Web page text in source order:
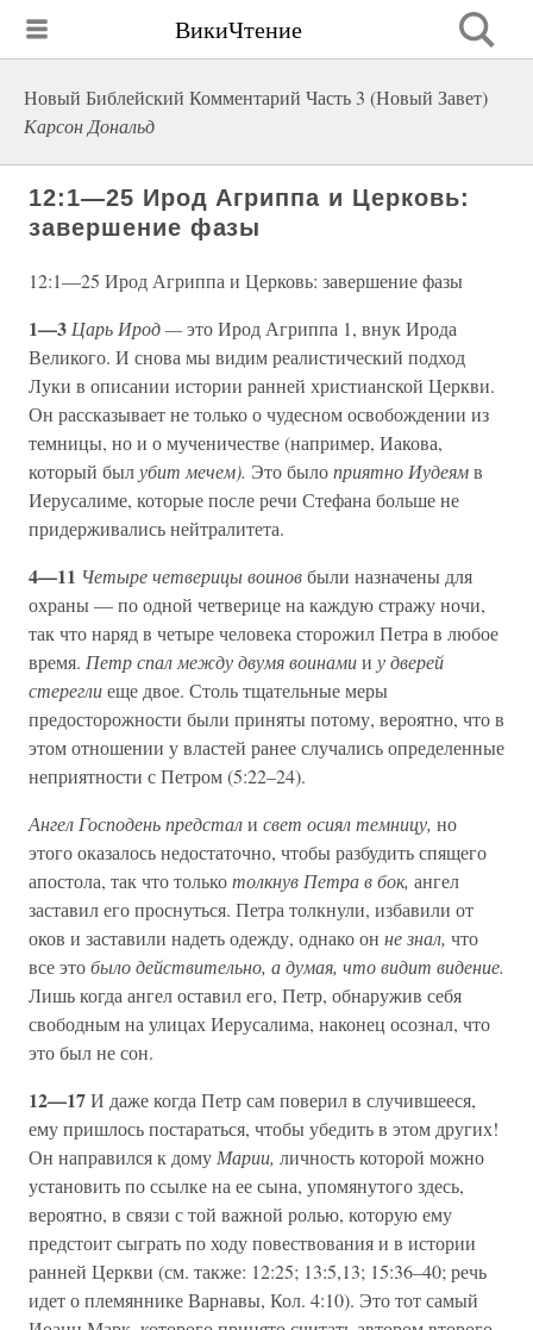
ВикиЧтение
Новый Библейский Комментарий Часть 3 (Новый Завет)
Карсон Дональд
12:1—25 Ирод Агриппа и Церковь:
завершение фазы
12:1—25 Ирод Агриппа и Церковь: завершение фазы
1—3 Царь Ирод —это Ирод Агриппа 1, внук Ирода
Великого. И снова мы видим реалистический подход
Луки в описании истории ранней христианской Церкви.
Он рассказывает не только о чудесном освобождении из
темницы, но и о мученичестве (например, Иакова,
который былубит мечем). Это былоприятно Иудеямв
Иерусалиме, которые после речи Стефана больше не
придерживались нейтралитета.
4—11 Четыре четверицы воиновбыли назначены для
охраны — по одной четверице на каждую стражу ночи,
так что наряд в четыре человека сторожил Петра в любое
время. Петр спал между двумя воинамии у дверей
стереглиеще двое. Столь тщательные меры
предосторожности были приняты потому, вероятно, что в
этом отношении у властей ранее случались определенные
неприятности с Петром (5:22–24).
Ангел Господень предстали свет осиял темницу, но
этого оказалось недостаточно, чтобы разбудить спящего
апостола, так что толькотолкнув Петра в бок, ангел
заставил его проснуться. Петра толкнули, избавили от
оков и заставили надеть одежду, однако он не знал, что
все этобыло действительно, а думая, что видит видение.
Лишь когда ангел оставил его, Петр, обнаружив себя
свободным на улицах Иерусалима, наконец осознал, что
это был не сон.
12—17И даже когда Петр сам поверил в случившееся,
ему пришлось постараться, чтобы убедить в этом других!
Он направился к дому Марии, личность которой можно
установить по ссылке на ее сына, упомянутого здесь,
вероятно, в связи с той важной ролью, которую ему
предстоит сыграть по ходу повествования и в истории
ранней Церкви (см. также: 12:25; 13:5,13; 15:36–40; речь
идет о племяннике Варнавы, Кол. 4:10). Это тот самый